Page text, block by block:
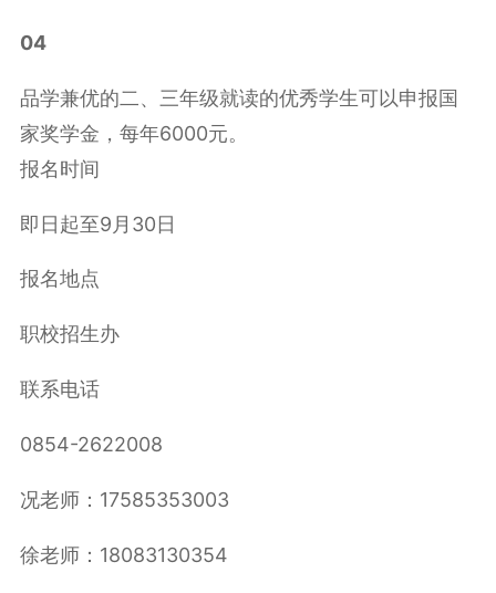
04
品学兼优的二、三年级就读的优秀学生可以申报国
家奖学金，每年6000元。
报名时间
即日起至9月30日
报名地点
职校招生办
联系电话
0854-2622008
况老师：17585353003
徐老师：18083130354